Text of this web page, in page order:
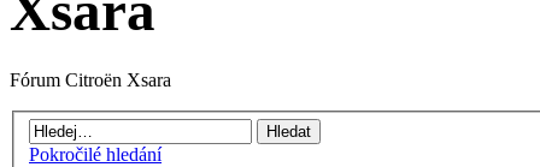
Fórum Citroën Xsara
Pokročilé hledání